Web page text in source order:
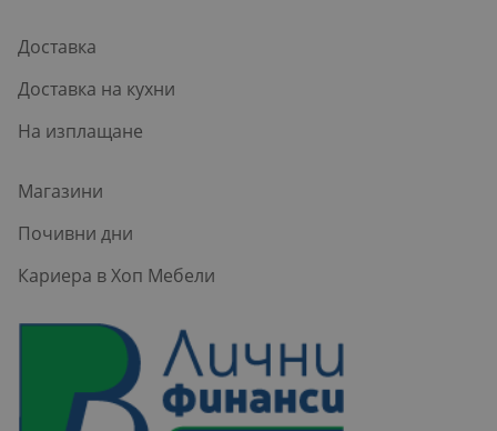
Доставка
Доставка на кухни
На изплащане
Магазини
Почивни дни
Кариера в Хоп Мебели